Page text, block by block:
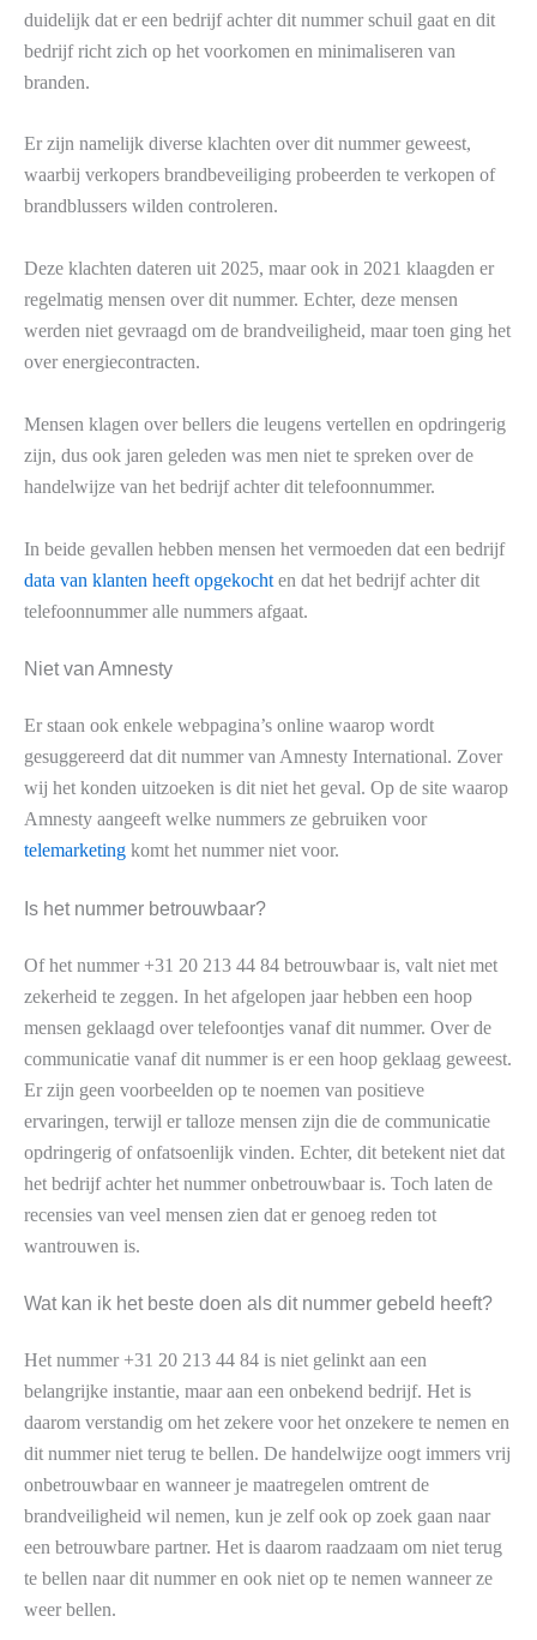
duidelijk dat er een bedrijf achter dit nummer schuil gaat en dit
bedrijf richt zich op het voorkomen en minimaliseren van
branden.
Er zijn namelijk diverse klachten over dit nummer geweest,
waarbij verkopers brandbeveiliging probeerden te verkopen of
brandblussers wilden controleren.
Deze klachten dateren uit 2025, maar ook in 2021 klaagden er
regelmatig mensen over dit nummer. Echter, deze mensen
werden niet gevraagd om de brandveiligheid, maar toen ging het
over energiecontracten.
Mensen klagen over bellers die leugens vertellen en opdringerig
zijn, dus ook jaren geleden was men niet te spreken over de
handelwijze van het bedrijf achter dit telefoonnummer.
In beide gevallen hebben mensen het vermoeden dat een bedrijf
data van klanten heeft opgekocht en dat het bedrijf achter dit
telefoonnummer alle nummers afgaat.
Niet van Amnesty
Er staan ook enkele webpagina’s online waarop wordt
gesuggereerd dat dit nummer van Amnesty International. Zover
wij het konden uitzoeken is dit niet het geval. Op de site waarop
Amnesty aangeeft welke nummers ze gebruiken voor
telemarketing komt het nummer niet voor.
Is het nummer betrouwbaar?
Of het nummer +31 20 213 44 84 betrouwbaar is, valt niet met
zekerheid te zeggen. In het afgelopen jaar hebben een hoop
mensen geklaagd over telefoontjes vanaf dit nummer. Over de
communicatie vanaf dit nummer is er een hoop geklaag geweest.
Er zijn geen voorbeelden op te noemen van positieve
ervaringen, terwijl er talloze mensen zijn die de communicatie
opdringerig of onfatsoenlijk vinden. Echter, dit betekent niet dat
het bedrijf achter het nummer onbetrouwbaar is. Toch laten de
recensies van veel mensen zien dat er genoeg reden tot
wantrouwen is.
Wat kan ik het beste doen als dit nummer gebeld heeft?
Het nummer +31 20 213 44 84 is niet gelinkt aan een
belangrijke instantie, maar aan een onbekend bedrijf. Het is
daarom verstandig om het zekere voor het onzekere te nemen en
dit nummer niet terug te bellen. De handelwijze oogt immers vrij
onbetrouwbaar en wanneer je maatregelen omtrent de
brandveiligheid wil nemen, kun je zelf ook op zoek gaan naar
een betrouwbare partner. Het is daarom raadzaam om niet terug
te bellen naar dit nummer en ook niet op te nemen wanneer ze
weer bellen.